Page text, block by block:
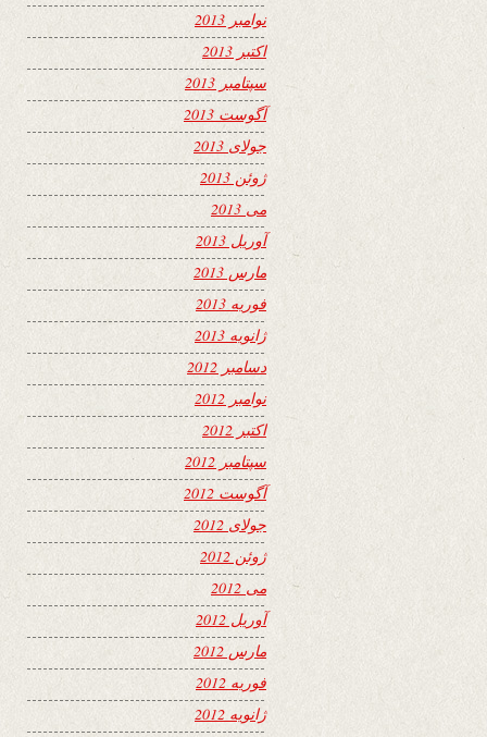
نوامبر 2013
اکتبر 2013
سپتامبر 2013
آگوست 2013
جولای 2013
ژوئن 2013
می 2013
آوریل 2013
مارس 2013
فوریه 2013
ژانویه 2013
دسامبر 2012
نوامبر 2012
اکتبر 2012
سپتامبر 2012
آگوست 2012
جولای 2012
ژوئن 2012
می 2012
آوریل 2012
مارس 2012
فوریه 2012
ژانویه 2012